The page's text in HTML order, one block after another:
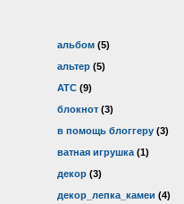
альбом (5)
альтер (5)
АТС (9)
блокнот (3)
в помощь блоггеру (3)
ватная игрушка (1)
декор (3)
декор_лепка_камеи (4)